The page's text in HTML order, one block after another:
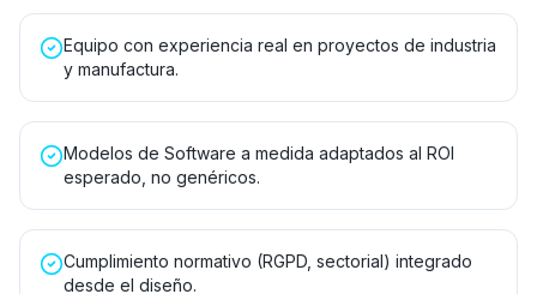
Equipo con experiencia real en proyectos de industria
y manufactura.
Modelos de Software a medida adaptados al ROI
esperado, no genéricos.
Cumplimiento normativo (RGPD, sectorial) integrado
desde el diseño.